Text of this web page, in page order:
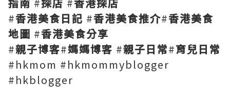
#香港美食日記 #香港美食推介#香港美食
地圖 #香港美食分享
#親子博客#媽媽博客 #親子日常#育兒日常
#hkmom #hkmommyblogger
#hkblogger